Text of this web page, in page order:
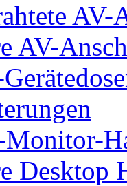
AV-
AV-
Monitor-
Desktop